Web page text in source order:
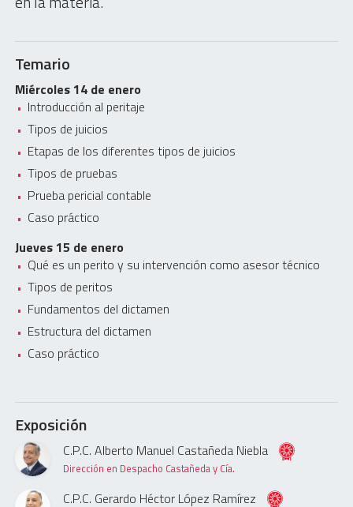
Temario
Miércoles 14 de enero
Introducción al peritaje
Tipos de juicios
Etapas de los diferentes tipos de juicios
Tipos de pruebas
Prueba pericial contable
Caso práctico
Jueves 15 de enero
Qué es un perito y su intervención como asesor técnico
Tipos de peritos
Fundamentos del dictamen
Estructura del dictamen
Caso práctico
Exposición
C.P.C. Alberto Manuel Castañeda Niebla
Dirección en Despacho Castañeda y Cía.
C.P.C. Gerardo Héctor López Ramírez